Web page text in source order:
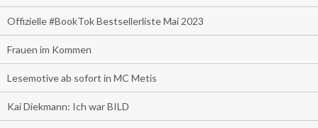
Offizielle #BookTok Bestsellerliste Mai 2023
Frauen im Kommen
Lesemotive ab sofort in MC Metis
Kai Diekmann: Ich war BILD